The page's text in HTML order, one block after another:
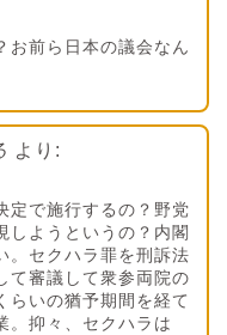
お前ら日本の議会なん
より:
定で施行するの？野党
しようというの？内閣
。セクハラ罪を刑訴法
て審議して衆参両院の
らいの猶予期間を経て
。抑々、セクハラは